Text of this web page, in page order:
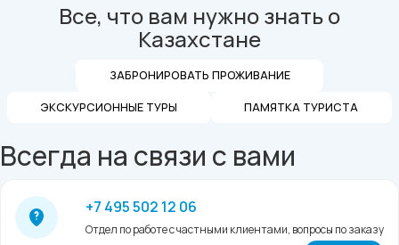
Все, что вам нужно знать о
Казахстане
ЗАБРОНИРОВАТЬ ПРОЖИВАНИЕ
ЭКСКУРСИОННЫЕ ТУРЫ ПАМЯТКА ТУРИСТА
Всегда на связи с вами
+7 495 502 12 06
Отдел по работе с частными клиентами, вопросы по заказу